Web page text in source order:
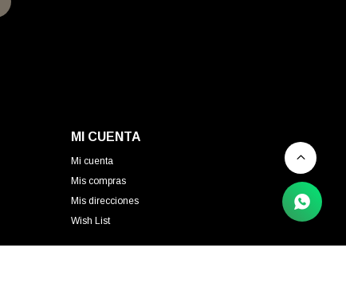
MI CUENTA
Mi cuenta
Mis compras
Mis direcciones
Wish List